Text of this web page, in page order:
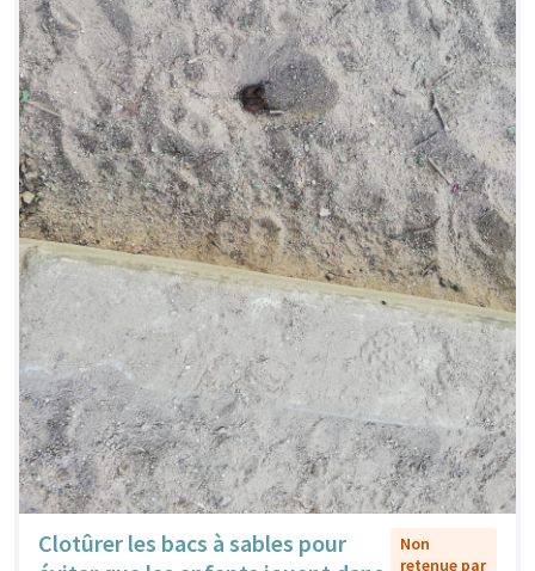
Clotûrer les bacs à sables pour
Non
retenue par